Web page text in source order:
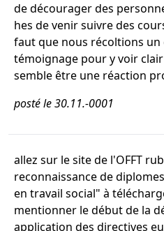
de décourager des
hes de venir suivre des
faut que nous récoltions
témoignage pour y voir
semble être une réaction
posté le 30.11.-0001
allez sur le site de l'OFFT
reconnaissance de
en travail social" à
mentionner le début de la
application des directives